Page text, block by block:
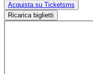
Acquista su Ticketsms
Ricarica biglietti